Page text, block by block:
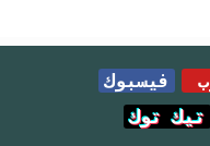
فيسبوك
تيك توك